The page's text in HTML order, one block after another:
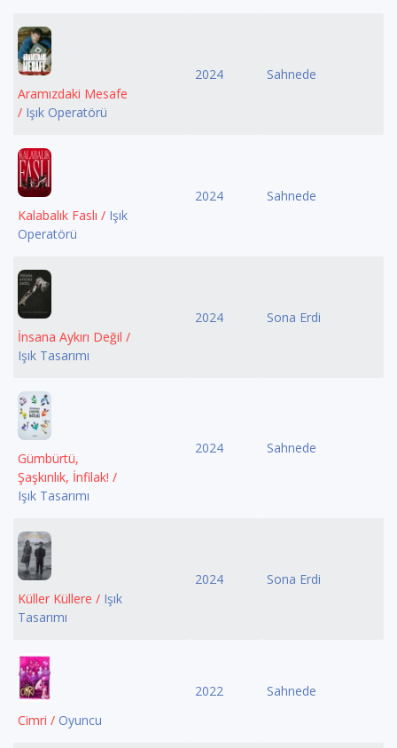
Aramızdaki Mesafe
/ Işık Operatörü
2024 Sahnede
Kalabalık Faslı / Işık
Operatörü
2024 Sahnede
İnsana Aykırı Değil /
Işık Tasarımı
2024 Sona Erdi
Gümbürtü,
Şaşkınlık, İnfilak! /
Işık Tasarımı
2024 Sahnede
Küller Küllere / Işık
Tasarımı
2024 Sona Erdi
Cimri / Oyuncu
2022 Sahnede